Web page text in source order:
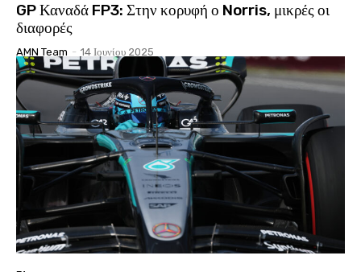
GP Καναδά FP3: Στην κορυφή ο Norris, μικρές οι
διαφορές
AMN Team - 14 Ιουνίου 2025